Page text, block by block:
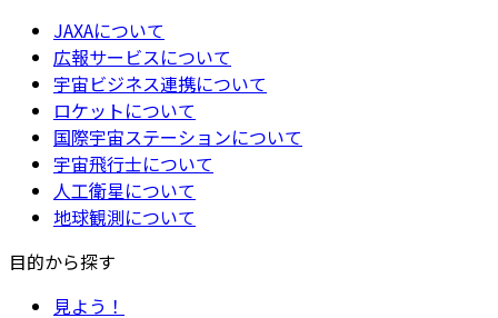
JAXAについて
広報サービスについて
宇宙ビジネス連携について
ロケットについて
国際宇宙ステーションについて
宇宙飛行士について
人工衛星について
地球観測について
目的から探す
見よう！